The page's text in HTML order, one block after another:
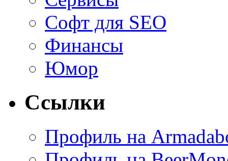
Софт для SEO
Финансы
Юмор
Ссылки
Профиль на